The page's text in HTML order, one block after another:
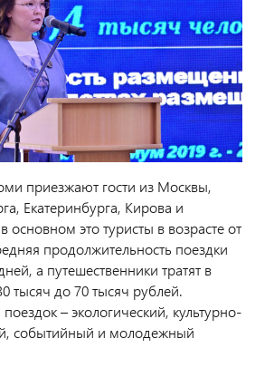
приезжают гости из Москвы,
Екатеринбурга, Кирова и
основном это туристы в возрасте от
продолжительность поездки
а путешественники тратят в
тысяч до 70 тысяч рублей.
– экологический, культурно-
событийный и молодежный